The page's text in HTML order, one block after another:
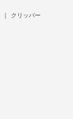
クリッパー